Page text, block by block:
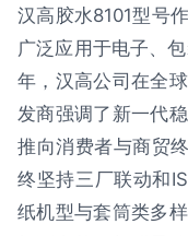
汉高胶水8101型号
广泛应用于电子、
年，汉高公司在全
发商强调了新一代
推向消费者与商贸
终坚持三厂联动和
纸机型与套筒类多